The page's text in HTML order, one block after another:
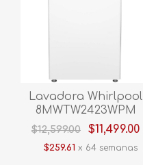
Lavadora Whirlpool
8MWTW2423WPM
24KG Blanco
$12,599.00 $11,499.00
$259.61 x 64 semanas